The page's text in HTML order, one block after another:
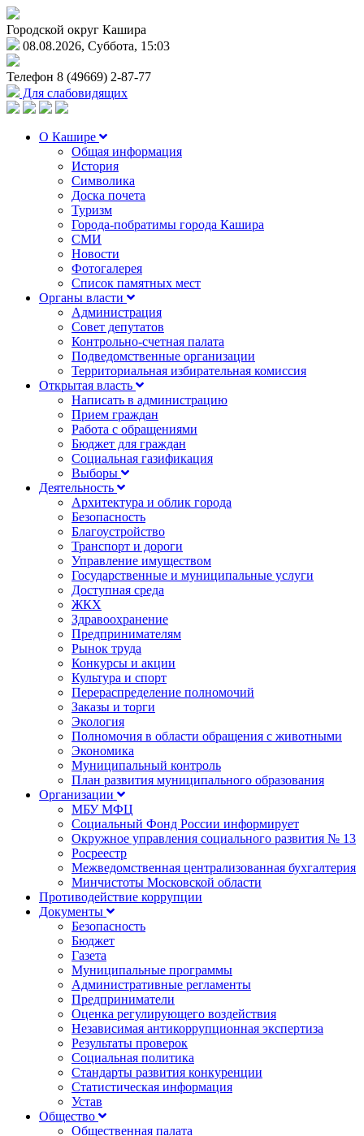
Городской округ Кашира
08.08.2026, Суббота, 15:03
Телефон 8 (49669) 2-87-77
Для слабовидящих
О Кашире
Общая информация
История
Символика
Доска почета
Туризм
Города-побратимы города Кашира
СМИ
Новости
Фотогалерея
Список памятных мест
Органы власти
Администрация
Совет депутатов
Контрольно-счетная палата
Подведомственные организации
Территориальная избирательная комиссия
Открытая власть
Написать в администрацию
Прием граждан
Работа с обращениями
Бюджет для граждан
Социальная газификация
Выборы
Деятельность
Архитектура и облик города
Безопасность
Благоустройство
Транспорт и дороги
Управление имуществом
Государственные и муниципальные услуги
Доступная среда
ЖКХ
Здравоохранение
Предпринимателям
Рынок труда
Конкурсы и акции
Культура и спорт
Перераспределение полномочий
Заказы и торги
Экология
Полномочия в области обращения с животными
Экономика
Муниципальный контроль
План развития муниципального образования
Организации
МБУ МФЦ
Социальный Фонд России информирует
Окружное управления социального развития № 13
Росреестр
Межведомственная централизованная бухгалтерия
Минчистоты Московской области
Противодействие коррупции
Документы
Безопасность
Бюджет
Газета
Муниципальные программы
Административные регламенты
Предприниматели
Оценка регулирующего воздействия
Независимая антикоррупционная экспертиза
Результаты проверок
Социальная политика
Стандарты развития конкуренции
Статистическая информация
Устав
Общество
Общественная палата